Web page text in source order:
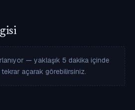
— yaklaşık 5 dakika içinde
tekrar açarak görebilirsiniz.